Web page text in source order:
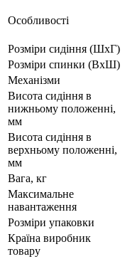
Особливості
Розміри сидіння (ШхГ)
Розміри спинки (ВхШ)
Механізми
Висота сидіння в
нижньому положенні,
мм
Висота сидіння в
верхньому положенні,
мм
Вага, кг
Максимальне
навантаження
Розміри упаковки
Країна виробник
товару